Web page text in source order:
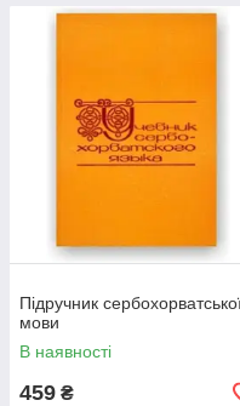
Підручник
мови
В наявності
459 ₴